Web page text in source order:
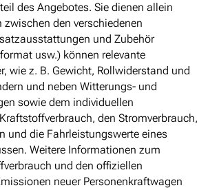
des Angebotes. Sie dienen allein
zwischen den verschiedenen
und Zubehör
usw.) können relevante
wie z. B. Gewicht, Rollwiderstand und
und neben Witterungs- und
sowie dem individuellen
den Stromverbrauch,
und die Fahrleistungswerte eines
Weitere Informationen zum
und den offiziellen
neuer Personenkraftwagen